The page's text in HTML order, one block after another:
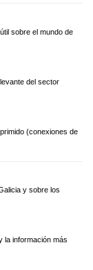
sobre el mundo de
del sector
(conexiones de
y sobre los
la información más